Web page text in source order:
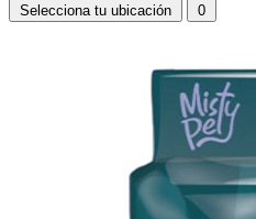
Selecciona tu ubicación 0